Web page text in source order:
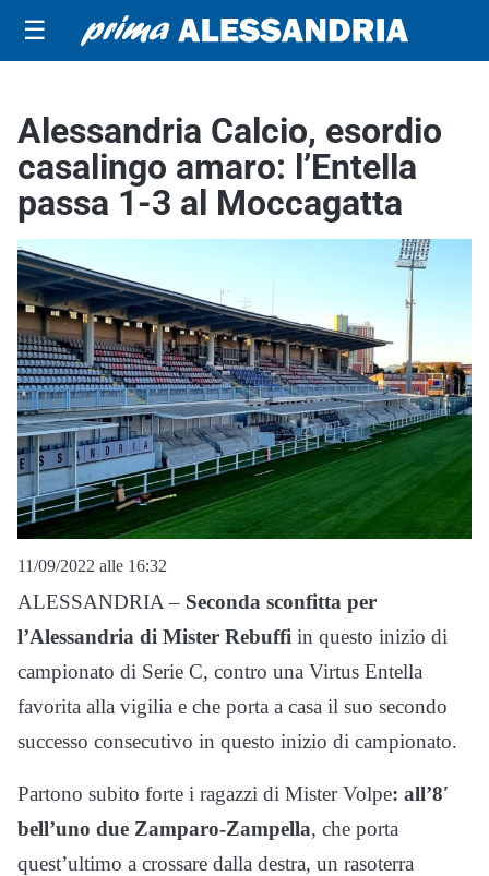
☰
Alessandria Calcio, esordio
casalingo amaro: l’Entella
passa 1-3 al Moccagatta
11/09/2022 alle 16:32
ALESSANDRIA – Seconda sconfitta per
l’Alessandria di Mister Rebuffi in questo inizio di
campionato di Serie C, contro una Virtus Entella
favorita alla vigilia e che porta a casa il suo secondo
successo consecutivo in questo inizio di campionato.
Partono subito forte i ragazzi di Mister Volpe: all’8′
bell’uno due Zamparo-Zampella, che porta
quest’ultimo a crossare dalla destra, un rasoterra